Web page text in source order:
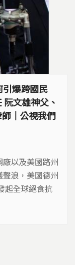
爆跨國民
文雄神父、
｜公視我們
以及美國路州
浪，美國德州
起全球絕食抗
負起責任。